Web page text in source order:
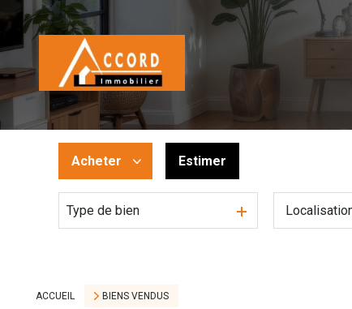
Acheter
De l'ancien
Estimer
Type de bien
ACCUEIL BIENS VENDUS